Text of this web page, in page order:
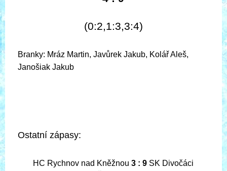
(0:2,1:3,3:4)
Branky: Mráz Martin, Javůrek Jakub, Kolář Aleš,
Janošiak Jakub
Ostatní zápasy:
HC Rychnov nad Kněžnou 3 : 9 SK Divočáci